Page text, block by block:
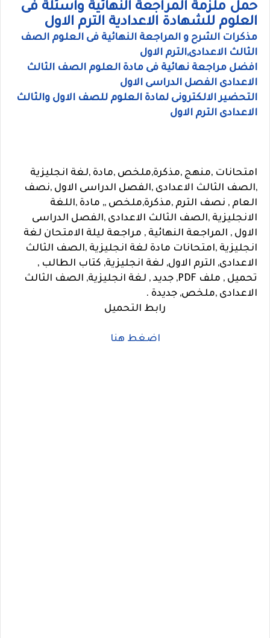
حمل ملزمة المراجعة النهائية واسئلة فى
العلوم للشهادة الاعدادية الترم الاول
مذكرات الشرح و المراجعة النهائية فى العلوم الصف
الثالث الاعدادى,الترم الاول
افضل مراجعة نهائية فى مادة العلوم الصف الثالث
الاعدادى الفصل الدراسى الاول
التحضير الالكترونى لمادة العلوم للصف الاول والثالث
الاعدادى الترم الاول
امتحانات ,منهج ,مذكرة,ملخص ,مادة ,لغة انجليزية
,الصف الثالث الاعدادى ,الفصل الدراسى الاول ,نصف
العام , نصف الترم ,مذكرة,ملخص ,, مادة ,اللغة
الانجليزية ,الصف الثالث الاعدادى ,الفصل الدراسى
الاول , المراجعة النهائية , مراجعة ليلة الامتحان لغة
انجليزية ,امتحانات مادة لغة انجليزية ,الصف الثالث
الاعدادى, الترم الاول, لغة انجليزية, كتاب الطالب ,
تحميل , ملف PDF, جديد , لغة انجليزية, الصف الثالث
الاعدادى ,ملخص, جديدة .
رابط التحميل
اضغط هنا